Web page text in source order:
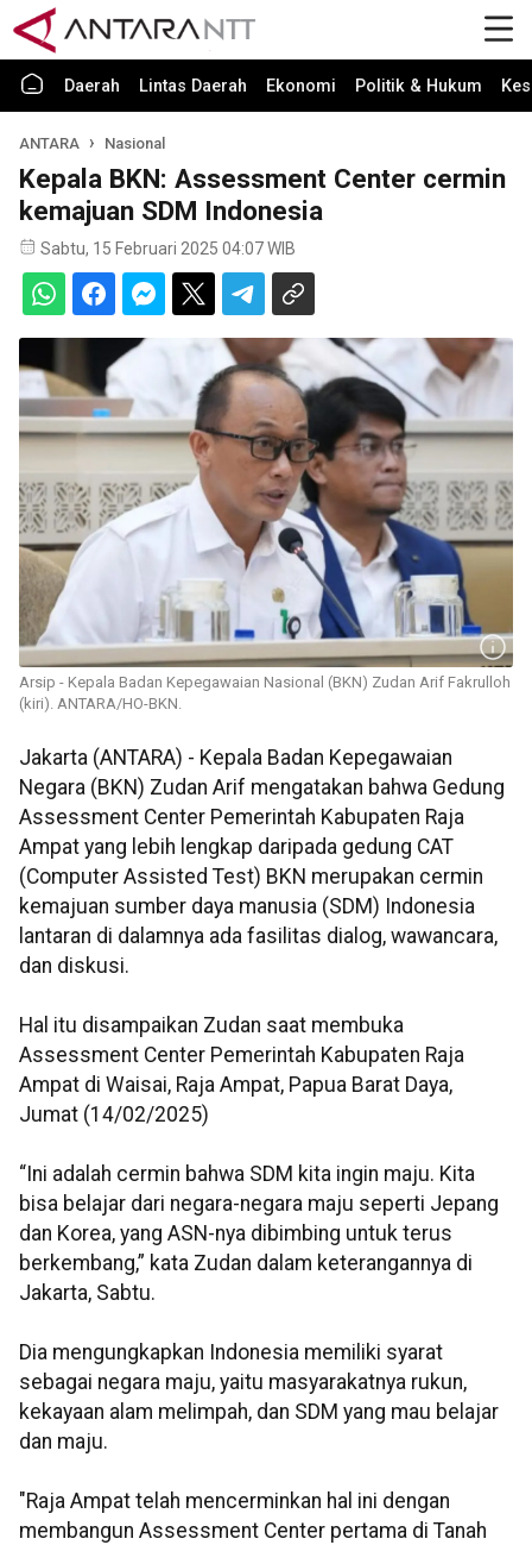
Daerah Lintas Daerah Ekonomi Politik & Hukum
ANTARA Nasional
Kepala BKN: Assessment Center cermin
kemajuan SDM Indonesia
Sabtu, 15 Februari 2025 04:07 WIB
Arsip - Kepala Badan Kepegawaian Nasional (BKN) Zudan Arif Fakrulloh
(kiri). ANTARA/HO-BKN.
Jakarta (ANTARA) - Kepala Badan Kepegawaian
Negara (BKN) Zudan Arif mengatakan bahwa Gedung
Assessment Center Pemerintah Kabupaten Raja
Ampat yang lebih lengkap daripada gedung CAT
(Computer Assisted Test) BKN merupakan cermin
kemajuan sumber daya manusia (SDM) Indonesia
lantaran di dalamnya ada fasilitas dialog, wawancara,
dan diskusi.
Hal itu disampaikan Zudan saat membuka
Assessment Center Pemerintah Kabupaten Raja
Ampat di Waisai, Raja Ampat, Papua Barat Daya,
Jumat (14/02/2025)
“Ini adalah cermin bahwa SDM kita ingin maju. Kita
bisa belajar dari negara-negara maju seperti Jepang
dan Korea, yang ASN-nya dibimbing untuk terus
berkembang,” kata Zudan dalam keterangannya di
Jakarta, Sabtu.
Dia mengungkapkan Indonesia memiliki syarat
sebagai negara maju, yaitu masyarakatnya rukun,
kekayaan alam melimpah, dan SDM yang mau belajar
dan maju.
"Raja Ampat telah mencerminkan hal ini dengan
membangun Assessment Center pertama di Tanah